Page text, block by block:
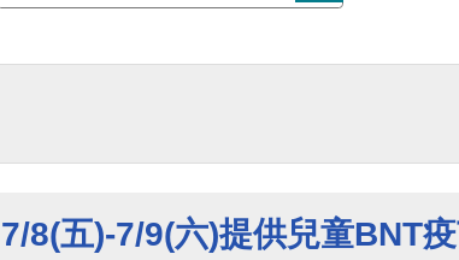
7/8(五)-7/9(六)提供兒童BNT